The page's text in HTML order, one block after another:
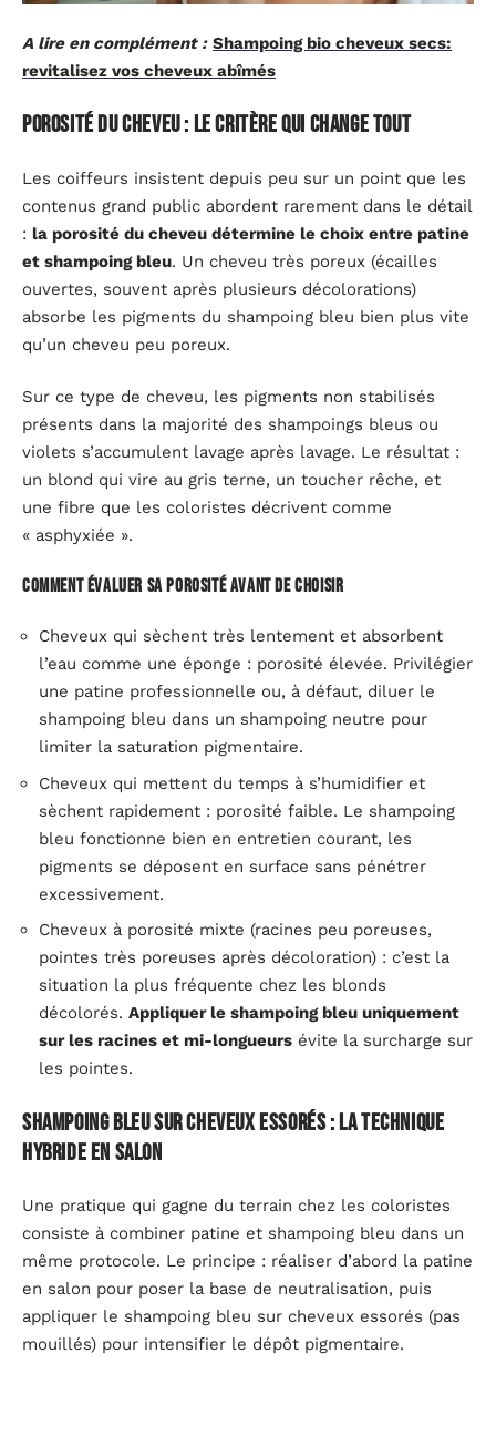
A lire en complément : Shampoing bio cheveux secs:
revitalisez vos cheveux abîmés
Porosité du cheveu : le critère qui change tout
Les coiffeurs insistent depuis peu sur un point que les
contenus grand public abordent rarement dans le détail
: la porosité du cheveu détermine le choix entre patine
et shampoing bleu. Un cheveu très poreux (écailles
ouvertes, souvent après plusieurs décolorations)
absorbe les pigments du shampoing bleu bien plus vite
qu’un cheveu peu poreux.
Sur ce type de cheveu, les pigments non stabilisés
présents dans la majorité des shampoings bleus ou
violets s’accumulent lavage après lavage. Le résultat :
un blond qui vire au gris terne, un toucher rêche, et
une fibre que les coloristes décrivent comme
« asphyxiée ».
Comment évaluer sa porosité avant de choisir
Cheveux qui sèchent très lentement et absorbent
l’eau comme une éponge : porosité élevée. Privilégier
une patine professionnelle ou, à défaut, diluer le
shampoing bleu dans un shampoing neutre pour
limiter la saturation pigmentaire.
Cheveux qui mettent du temps à s’humidifier et
sèchent rapidement : porosité faible. Le shampoing
bleu fonctionne bien en entretien courant, les
pigments se déposent en surface sans pénétrer
excessivement.
Cheveux à porosité mixte (racines peu poreuses,
pointes très poreuses après décoloration) : c’est la
situation la plus fréquente chez les blonds
décolorés. Appliquer le shampoing bleu uniquement
sur les racines et mi-longueurs évite la surcharge sur
les pointes.
Shampoing bleu sur cheveux essorés : la technique
hybride en salon
Une pratique qui gagne du terrain chez les coloristes
consiste à combiner patine et shampoing bleu dans un
même protocole. Le principe : réaliser d’abord la patine
en salon pour poser la base de neutralisation, puis
appliquer le shampoing bleu sur cheveux essorés (pas
mouillés) pour intensifier le dépôt pigmentaire.